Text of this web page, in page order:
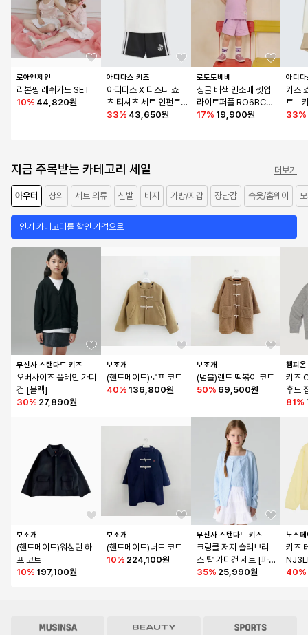
로아앤제인
리본핑 래쉬가드 SET
10% 44,820원
아디다스 키즈
아디다스 X 디즈니 쇼
츠 티셔츠 세트 인펀트
- 블랙 / KE0476
33% 43,650원
로토토베베
싱글 배색 민소매 셋업
라이트퍼플 RO6BCSE
11U1
17% 19,900원
아디
키즈
트 -
33%
지금 주목받는 카테고리 세일 더보기
아우터 상의 세트 의류 신발 바지 가방/지갑 장난감 속옷/홈웨어
인기 카테고리를 할인 가격으로
무신사 스탠다드 키즈
오버사이즈 플레인 가디
건 [블랙]
30% 27,890원
보조개
(핸드메이드)워싱턴 하
프 코트
10% 197,100원
보조개
(핸드메이드)로프 코트
40% 136,800원
보조개
(핸드메이드)너드 코트
10% 224,100원
보조개
(덤블)랜드 떡볶이 코트
50% 69,500원
무신사 스탠다드 키즈
크링클 저지 슬리브리
스 탑 가디건 세트 [파스
텔 블루]
35% 25,990원
챔피
키즈
후드
ey
81%
노스
키즈
40%